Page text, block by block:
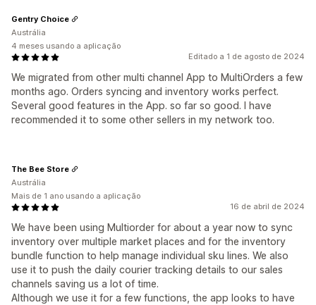
Editado a 1 de agosto de 2024
We migrated from other multi channel App to MultiOrders a few
months ago. Orders syncing and inventory works perfect.
Several good features in the App. so far so good. I have
recommended it to some other sellers in my network too.
Gentry Choice
Austrália
4 meses usando a aplicação
16 de abril de 2024
We have been using Multiorder for about a year now to sync
inventory over multiple market places and for the inventory
bundle function to help manage individual sku lines. We also
use it to push the daily courier tracking details to our sales
channels saving us a lot of time.
Although we use it for a few functions, the app looks to have
The Bee Store
Austrália
Mais de 1 ano usando a aplicação